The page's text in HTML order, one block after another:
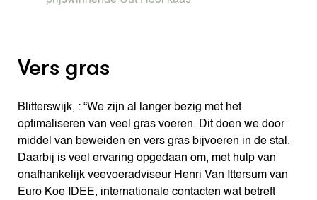
Vers gras
Blitterswijk, : “We zijn al langer bezig met het
optimaliseren van veel gras voeren. Dit doen we door
middel van beweiden en vers gras bijvoeren in de stal.
Daarbij is veel ervaring opgedaan om, met hulp van
onafhankelijk veevoeradviseur Henri Van Ittersum van
Euro Koe IDEE, internationale contacten wat betreft